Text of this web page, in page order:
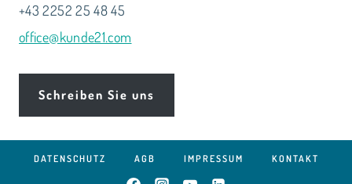
+43 2252 25 48 45
office@kunde21.com
Schreiben Sie uns
DATENSCHUTZ AGB IMPRESSUM KONTAKT